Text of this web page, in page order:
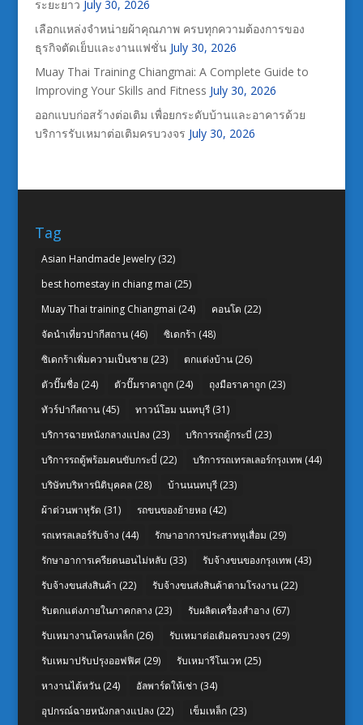
ระยะยาว July 30, 2026
เลือกแหล่งจำหน่ายผ้าคุณภาพ ครบทุกความต้องการของ
ธุรกิจตัดเย็บและงานแฟชั่น July 30, 2026
Muay Thai Training Chiangmai: A Complete Guide to
Improving Your Skills and Fitness July 30, 2026
ออกแบบก่อสร้างต่อเติม เพื่อยกระดับบ้านและอาคารด้วย
บริการรับเหมาต่อเติมครบวงจร July 30, 2026
Tag
Asian Handmade Jewelry(32)
best homestay in chiang mai (25)
Muay Thai training Chiangmai (24) คอนโด (22)
จัดนำเที่ยวปากีสถาน(46) ซิเดกร้า (48)
ซิเดกร้าเพิ่มความเป็นชาย (23) ตกแต่งบ้าน(26)
ตัวปั๊มชื่อ(24) ตัวปั๊มราคาถูก(24) ถุงมือราคาถูก(23)
ทัวร์ปากีสถาน(45) ทาวน์โฮม นนทบุรี(31)
บริการฉายหนังกลางแปลง (23) บริการรถตู้กระบี่ (23)
บริการรถตู้พร้อมคนขับกระบี่ (22) บริการรถเทรลเลอร์กรุงเทพ (44)
บริษัทบริหารนิติบุคคล(28) บ้านนนทบุรี(23)
ผ้าต่วนพาหุรัด (31) รถขนของย้ายหอ(42)
รถเทรลเลอร์รับจ้าง (44) รักษาอาการประสาทหูเสื่อม (29)
รักษาอาการเครียดนอนไม่หลับ (33) รับจ้างขนของกรุงเทพ (43)
รับจ้างขนส่งสินค้า (22) รับจ้างขนส่งสินค้าตามโรงงาน(22)
รับตกแต่งภายในภาคกลาง (23) รับผลิตเครื่องสำอาง (67)
รับเหมางานโครงเหล็ก(26) รับเหมาต่อเติมครบวงจร(29)
รับเหมาปรับปรุงออฟฟิศ(29) รับเหมารีโนเวท (25)
หางานไต้หวัน(24) อัลพาร์ดให้เช่า (34)
อุปกรณ์ฉายหนังกลางแปลง (22) เข็มเหล็ก(23)